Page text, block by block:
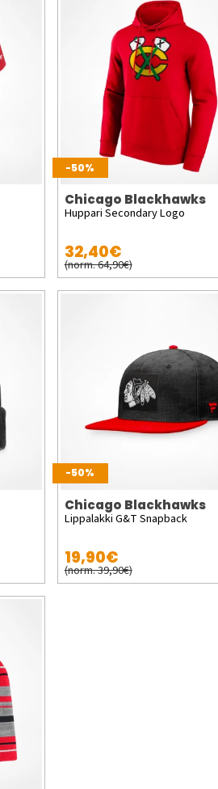
-50%
Chicago Blackhawks
Huppari Secondary Logo
32,40€
(norm. 64,90€)
-50%
Chicago Blackhawks
Lippalakki G&T Snapback
19,90€
(norm. 39,90€)